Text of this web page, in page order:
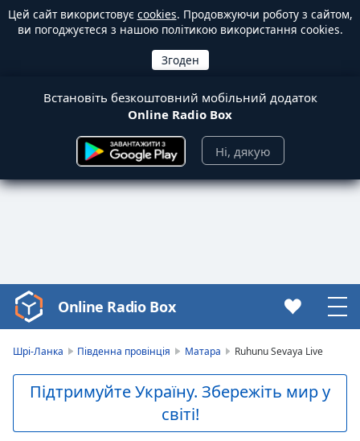
Цей сайт використовує cookies. Продовжуючи роботу з сайтом,
ви погоджуєтеся з нашою політикою використання cookies.
Встановіть безкоштовний мобільний додаток
Online Radio Box
Ні, дякую
Video
Player
Video
Skip
Online Radio Box
Шрі-Ланка Південна провінція Матара Ruhunu Sevaya Live
Підтримуйте Україну. Збережіть мир у
світі!